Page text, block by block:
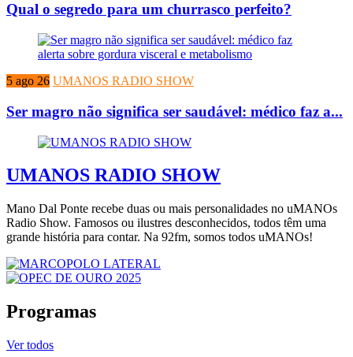
Qual o segredo para um churrasco perfeito?
5 ago 26 UMANOS RADIO SHOW
Ser magro não significa ser saudável: médico faz a...
UMANOS RADIO SHOW
Mano Dal Ponte recebe duas ou mais personalidades no uMANOs
Radio Show. Famosos ou ilustres desconhecidos, todos têm uma
grande história para contar. Na 92fm, somos todos uMANOs!
Programas
Ver todos